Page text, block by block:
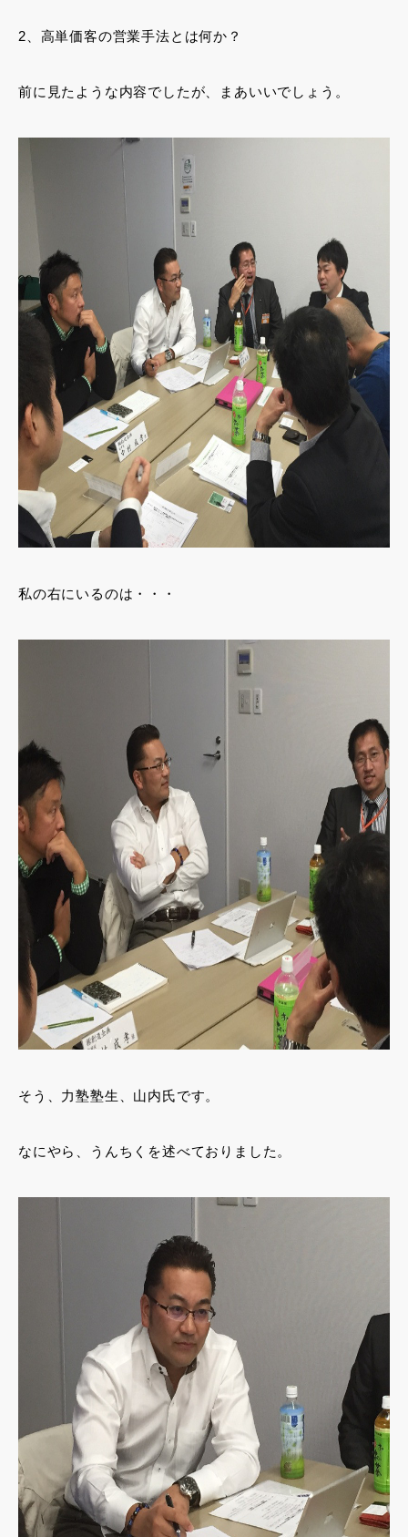
2、高単価客の営業手法とは何か？
前に見たような内容でしたが、まあいいでしょう。
私の右にいるのは・・・
そう、力塾塾生、山内氏です。
なにやら、うんちくを述べておりました。